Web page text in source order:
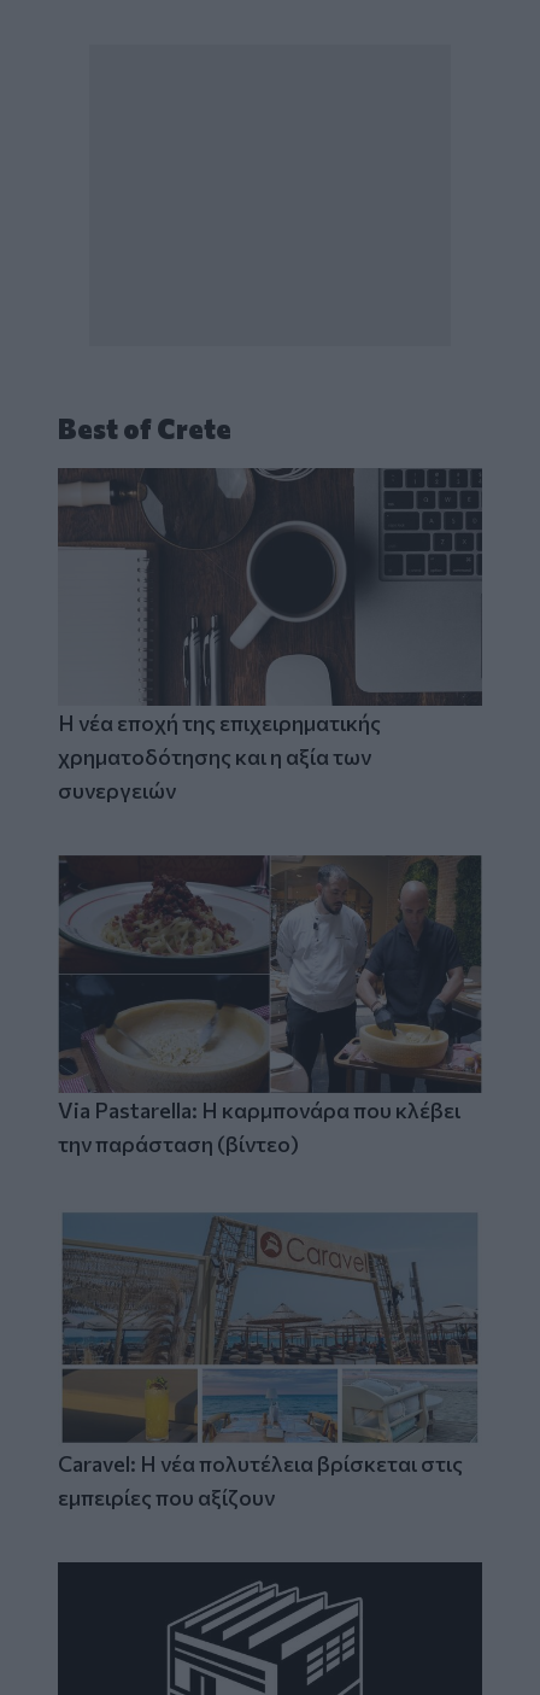
Best of Crete
Η νέα εποχή της επιχειρηματικής
χρηματοδότησης και η αξία των
συνεργειών
Via Pastarella: Η καρμπονάρα που κλέβει
την παράσταση (βίντεο)
Caravel: Η νέα πολυτέλεια βρίσκεται στις
εμπειρίες που αξίζουν